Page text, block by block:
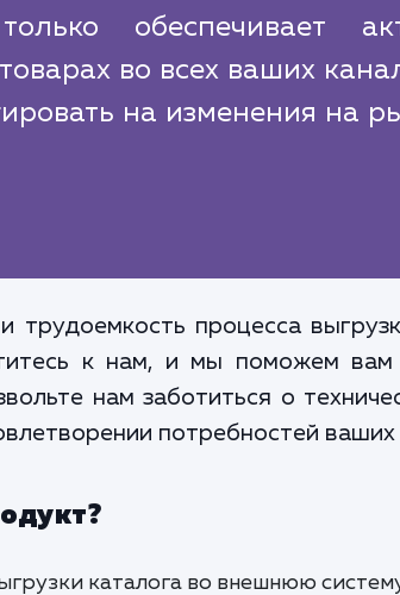
обеспечивает
во всех ваших
на изменения на
трудоемкость процесса
к нам, и мы поможем
нам заботиться о
потребностей
каталога во внешнюю